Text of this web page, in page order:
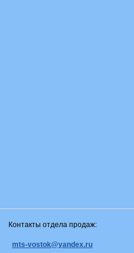
Контакты отдела продаж:
mts-vostok@yandex.ru